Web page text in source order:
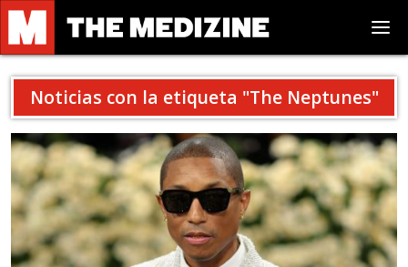
Noticias con la etiqueta "The Neptunes"